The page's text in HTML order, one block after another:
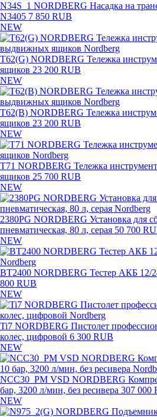
N34S_1 NORDBERG Насадка на
N3405 7 850 RUB
NEW
T62(G) NORDBERG Тележка
ящиков 23 200 RUB
NEW
T62(B) NORDBERG Тележка
ящиков 23 200 RUB
NEW
T71 NORDBERG Тележка
ящиков 25 700 RUB
NEW
2380PG NORDBERG Установка для
пневматическая, 80 л, серая 50 700
NEW
BT2400 NORDBERG Тестер АКБ 12/
800 RUB
NEW
Ti7 NORDBERG Пистолет
колес, цифровой 6 300 RUB
NEW
NCC30_PM VSD NORDBERG
бар, 3200 л/мин, без ресивера 307 000
NEW